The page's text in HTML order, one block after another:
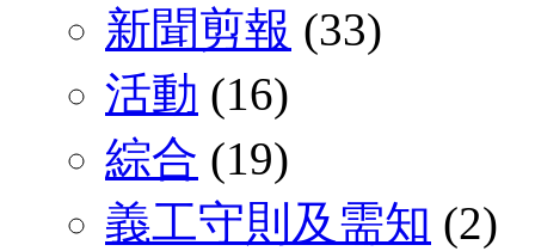
新聞剪報 (33)
活動 (16)
綜合 (19)
義工守則及需知 (2)